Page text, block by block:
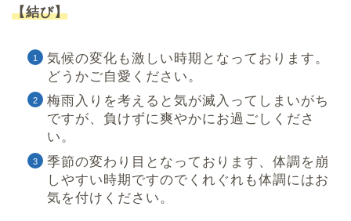
【結び】
気候の変化も激しい時期となっております。
どうかご自愛ください。
梅雨入りを考えると気が滅入ってしまいがち
ですが、負けずに爽やかにお過ごしくださ
い。
季節の変わり目となっております、体調を崩
しやすい時期ですのでくれぐれも体調にはお
気を付けください。